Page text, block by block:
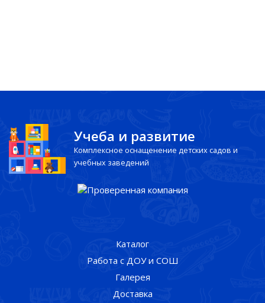
Учеба и развитие
Комплексное оснащенение детских садов и
учебных заведений
Каталог
Работа с ДОУ и СОШ
Галерея
Доставка